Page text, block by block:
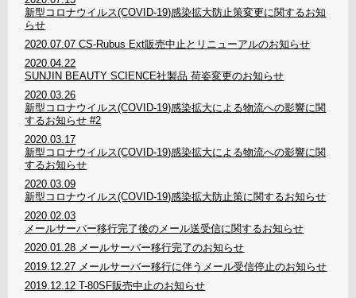
新型コロナウイルス(COVID-19)感染拡大防止策変更に関するお知
らせ
2020.07.07 CS-Rubus Ext販売中止とリニューアルのお知らせ
2020.04.22
SUNJIN BEAUTY SCIENCE社製品 荷姿変更のお知らせ
2020.03.26
新型コロナウイルス(COVID-19)感染拡大による物流への影響に関
するお知らせ #2
2020.03.17
新型コロナウイルス(COVID-19)感染拡大による物流への影響に関
するお知らせ
2020.03.09
新型コロナウイルス(COVID-19)感染拡大防止策に関するお知らせ
2020.02.03
メールサーバー移行完了後のメール送受信に関するお知らせ
2020.01.28 メールサーバー移行完了のお知らせ
2019.12.27 メールサーバー移行に伴うメール受信停止のお知らせ
2019.12.12 T-80SF販売中止のお知らせ